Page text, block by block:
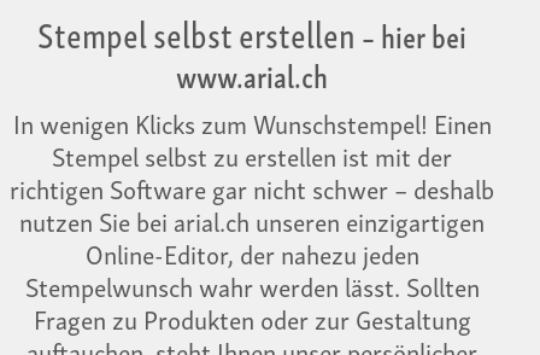
Stempel selbst erstellen– hier bei
www.arial.ch
In wenigen Klicks zum Wunschstempel! Einen
Stempel selbst zu erstellen ist mit der
richtigen Software gar nicht schwer – deshalb
nutzen Sie bei arial.ch unseren einzigartigen
Online-Editor, der nahezu jeden
Stempelwunsch wahr werden lässt. Sollten
Fragen zu Produkten oder zur Gestaltung